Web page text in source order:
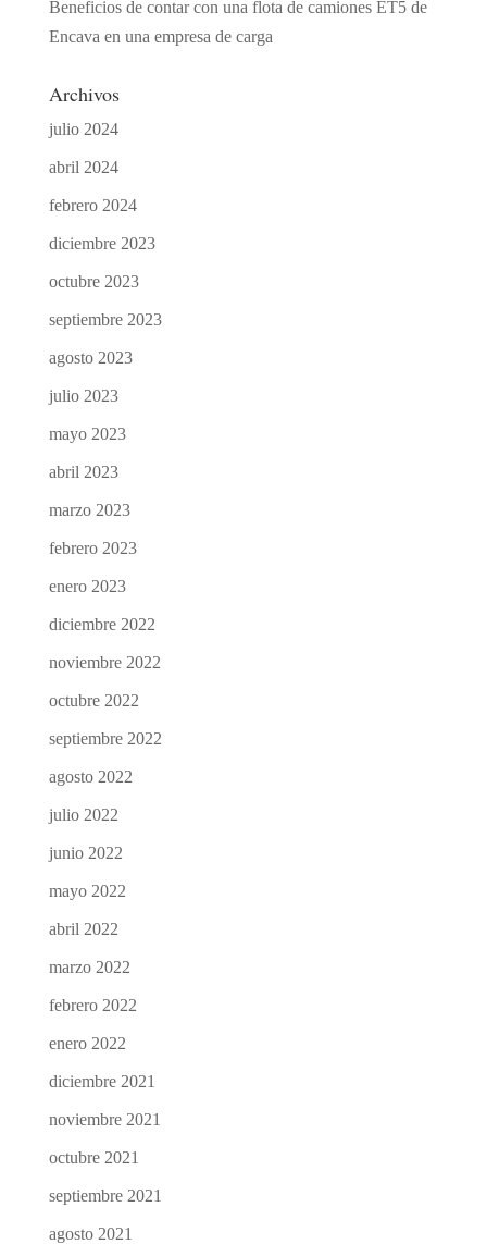
Beneficios de contar con una flota de camiones ET5 de
Encava en una empresa de carga
Archivos
julio 2024
abril 2024
febrero 2024
diciembre 2023
octubre 2023
septiembre 2023
agosto 2023
julio 2023
mayo 2023
abril 2023
marzo 2023
febrero 2023
enero 2023
diciembre 2022
noviembre 2022
octubre 2022
septiembre 2022
agosto 2022
julio 2022
junio 2022
mayo 2022
abril 2022
marzo 2022
febrero 2022
enero 2022
diciembre 2021
noviembre 2021
octubre 2021
septiembre 2021
agosto 2021